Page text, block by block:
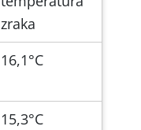
zraka
16,1°C
15,3°C